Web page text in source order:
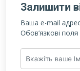
Залишити
Ваша e-mail
Обов’язкові поля